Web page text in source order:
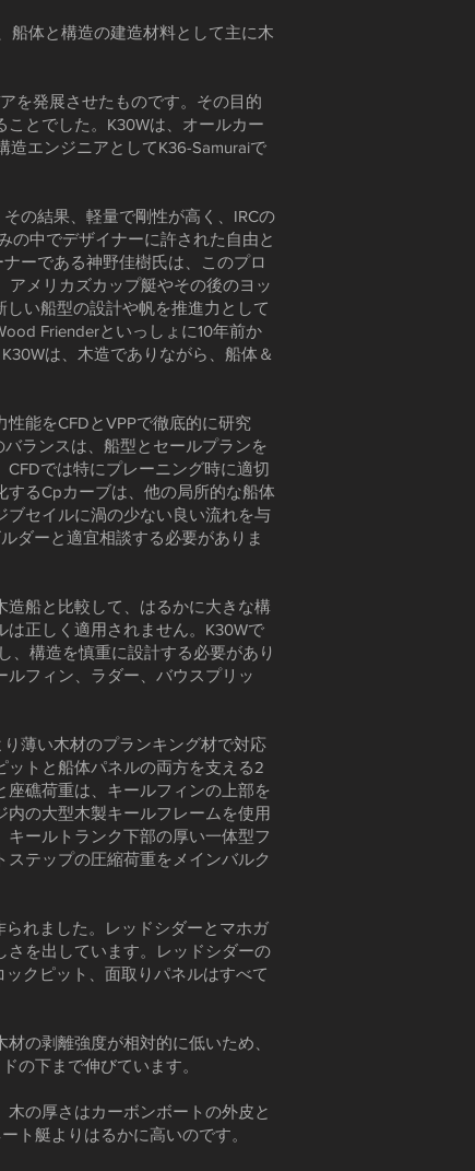
船体と構造の建造材料として主に木
を発展させたものです。その目的
とでした。K30Wは、オールカー
造エンジニアとしてK36-Samuraiで
の結果、軽量で剛性が高く、IRCの
の中でデザイナーに許された自由と
ーである神野佳樹氏は、このプロ
メリカズカップ艇やその後のヨッ
い船型の設計や帆を推進力として
Frienderといっしょに10年前か
は、木造でありながら、船体＆
能をCFDとVPPで徹底的に研究
ランスは、船型とセールプランを
では特にプレーニング時に適切
るCpカーブは、他の局所的な船体
セイルに渦の少ない良い流れを与
ダーと適宜相談する必要がありま
船と比較して、はるかに大きな構
正しく適用されません。K30Wで
、構造を慎重に設計する必要があり
フィン、ラダー、バウスプリッ
薄い木材のプランキング材で対応
トと船体パネルの両方を支える2
礁荷重は、キールフィンの上部を
の大型木製キールフレームを使用
ールトランク下部の厚い一体型フ
テップの圧縮荷重をメインバルク
れました。レッドシダーとマホガ
さを出しています。レッドシダーの
クピット、面取りパネルはすべて
の剥離強度が相対的に低いため、
の下まで伸びています。
の厚さはカーボンボートの外皮と
ト艇よりはるかに高いのです。